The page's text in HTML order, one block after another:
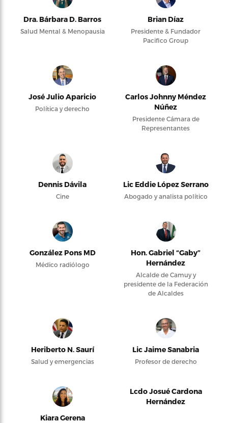
Dra. Bárbara D. Barros
Salud Mental & Menopausia
Brian Díaz
Presidente & Fundador
Pacifico Group
José Julio Aparicio
Política y derecho
Carlos Johnny Méndez
Núñez
Presidente Cámara de
Representantes
Dennis Dávila
Cine
Lic Eddie López Serrano
Abogado y analista político
González Pons MD
Médico radiólogo
Hon. Gabriel “Gaby”
Hernández
Alcalde de Camuy y
presidente de la Federación
de Alcaldes
Heriberto N. Saurí
Salud y emergencias
Lic Jaime Sanabria
Profesor de derecho
Kiara Gerena
Lcdo Josué Cardona
Hernández